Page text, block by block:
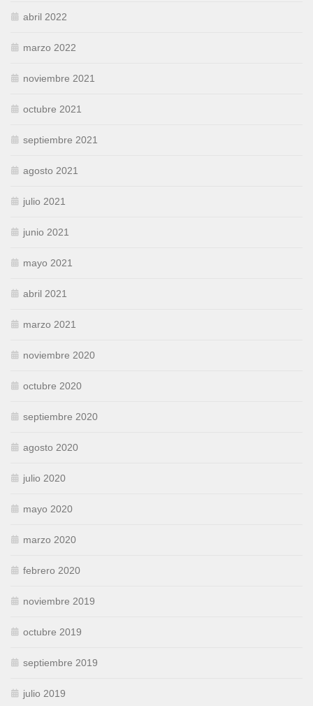
abril 2022
marzo 2022
noviembre 2021
octubre 2021
septiembre 2021
agosto 2021
julio 2021
junio 2021
mayo 2021
abril 2021
marzo 2021
noviembre 2020
octubre 2020
septiembre 2020
agosto 2020
julio 2020
mayo 2020
marzo 2020
febrero 2020
noviembre 2019
octubre 2019
septiembre 2019
julio 2019